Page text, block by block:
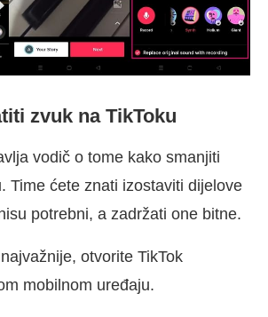
zvuk na TikToku
vodič o tome kako smanjiti
Time ćete znati izostaviti dijelove
potrebni, a zadržati one bitne.
otvorite TikTok
mobilnom uređaju.